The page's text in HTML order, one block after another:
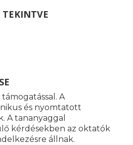
TEKINTVE
A
és nyomtatott
A tananyaggal
kérdésekben az oktatók
állnak.